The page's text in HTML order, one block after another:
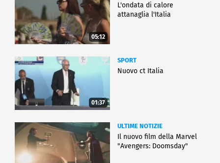
05:12
L'ondata di calore
attanaglia l'Italia
01:37
SPORT
Nuovo ct Italia
ULTIME NOTIZIE
Il nuovo film della Marvel
"Avengers: Doomsday"